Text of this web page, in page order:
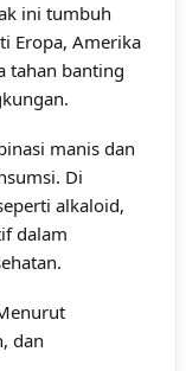
ini tumbuh
Eropa, Amerika
tahan banting
manis dan
Di
alkaloid,
dalam
dan